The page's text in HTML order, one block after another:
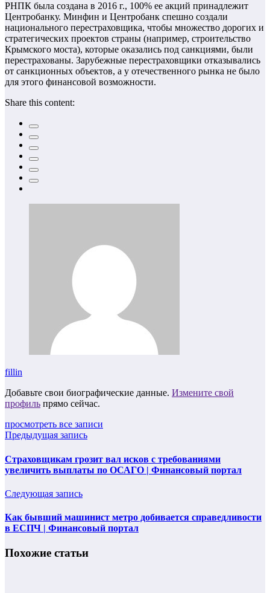
РНПК была создана в 2016 г., 100% ее акций принадлежит
Центробанку. Минфин и Центробанк спешно создали
национального перестраховщика, чтобы множество дорогих и
стратегических проектов страны (например, строительство
Крымского моста), которые оказались под санкциями, были
перестрахованы. Зарубежные перестраховщики отказывались
от санкционных объектов, а у отечественного рынка не было
для этого финансовой возможности.
Share this content:
fillin
Добавьте свои биографические данные. Измените свой
профиль прямо сейчас.
просмотреть все записи
Предыдущая запись
Страховщикам грозит вал исков с требованиями
увеличить выплаты по ОСАГО | Финансовый портал
Следующая запись
Как бывший машинист метро добивается справедливости
в ЕСПЧ | Финансовый портал
Похожие статьи